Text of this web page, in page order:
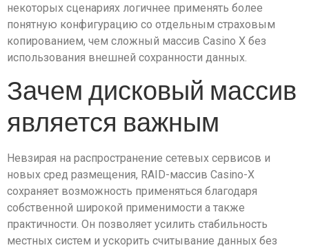
некоторых сценариях логичнее применять более
понятную конфигурацию со отдельным страховым
копированием, чем сложный массив Casino X без
использования внешней сохранности данных.
Зачем дисковый массив
является важным
Невзирая на распространение сетевых сервисов и
новых сред размещения, RAID-массив Casino-X
сохраняет возможность применяться благодаря
собственной широкой применимости а также
практичности. Он позволяет усилить стабильность
местных систем и ускорить считывание данных без